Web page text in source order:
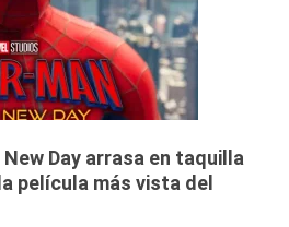
Day arrasa en taquilla
película más vista del